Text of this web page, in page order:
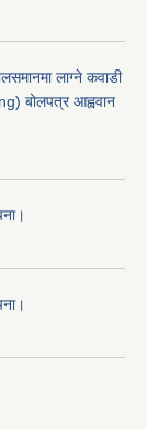
लाग्ने कवाडी
बोलपत्र आह्ववान